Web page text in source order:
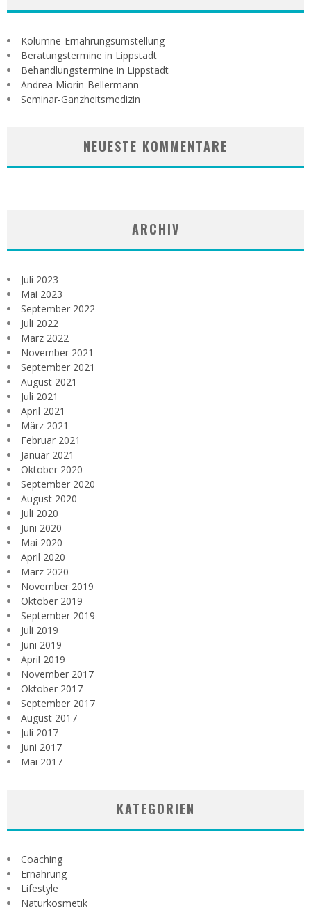
Kolumne-Ernährungsumstellung
Beratungstermine in Lippstadt
Behandlungstermine in Lippstadt
Andrea Miorin-Bellermann
Seminar-Ganzheitsmedizin
NEUESTE KOMMENTARE
ARCHIV
Juli 2023
Mai 2023
September 2022
Juli 2022
März 2022
November 2021
September 2021
August 2021
Juli 2021
April 2021
März 2021
Februar 2021
Januar 2021
Oktober 2020
September 2020
August 2020
Juli 2020
Juni 2020
Mai 2020
April 2020
März 2020
November 2019
Oktober 2019
September 2019
Juli 2019
Juni 2019
April 2019
November 2017
Oktober 2017
September 2017
August 2017
Juli 2017
Juni 2017
Mai 2017
KATEGORIEN
Coaching
Ernährung
Lifestyle
Naturkosmetik